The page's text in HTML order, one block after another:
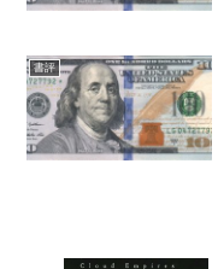
書評